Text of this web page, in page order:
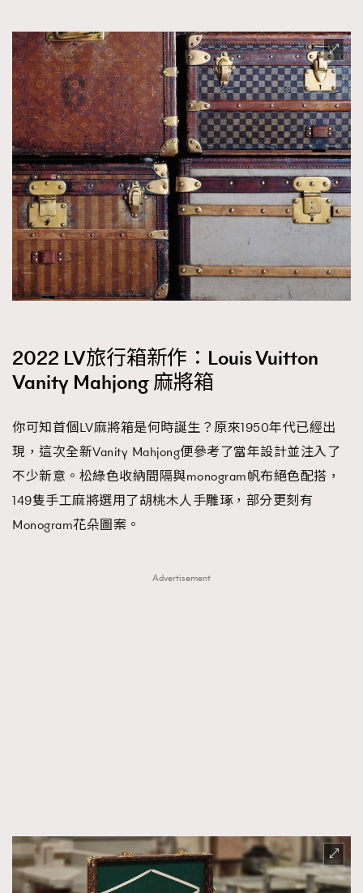
2022 LV旅行箱新作：Louis Vuitton
Vanity Mahjong 麻將箱
你可知首個LV麻將箱是何時誕生？原來1950年代已經出
現，這次全新Vanity Mahjong便參考了當年設計並注入了
不少新意。松綠色收納間隔與monogram帆布絕色配搭，
149隻手工麻將選用了胡桃木人手雕琢，部分更刻有
Monogram花朵圖案。
Advertisement